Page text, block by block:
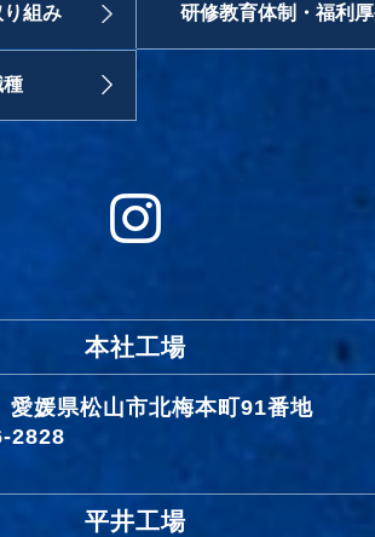
組み 研修教育体制・福利
種
本社工場
愛媛県松山市北梅本町91番地
2828
平井工場